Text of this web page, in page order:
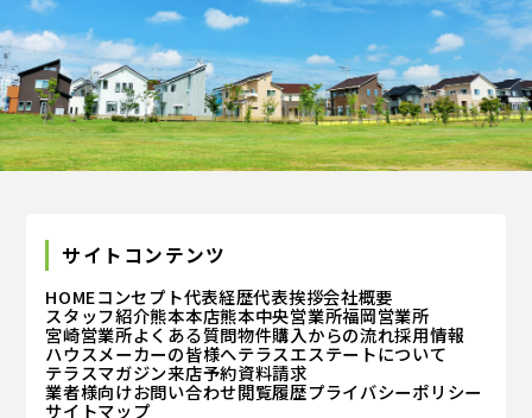
サイトコンテンツ
HOMEコンセプト代表経歴代表挨拶会社概要
スタッフ紹介熊本本店熊本中央営業所福岡営業所
宮崎営業所よくある質問物件購入からの流れ採用情報
ハウスメーカーの皆様へテラスエステートについて
テラスマガジン来店予約資料請求
業者様向けお問い合わせ閲覧履歴プライバシーポリシー
サイトマップ